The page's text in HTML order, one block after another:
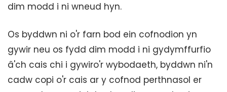
dim modd i ni wneud hyn.
Os byddwn ni o'r farn bod ein cofnodion yn
gywir neu os fydd dim modd i ni gydymffurfio
â'ch cais chi i gywiro'r wybodaeth, byddwn ni'n
cadw copi o'r cais ar y cofnod perthnasol er